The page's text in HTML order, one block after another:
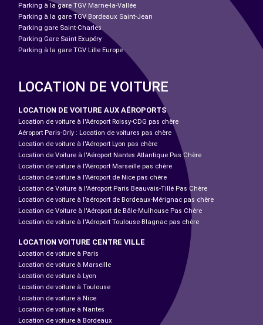
Parking à la gare TGV Marne-la-Vallée
Parking à la gare TGV Bordeaux Saint-Jean
Parking gare Saint-Charles
Parking Gare Saint Exupéry
Parking à la gare TGV Lille Europe
LOCATION DE VOITURE
LOCATION DE VOITURE AUX AÉROPORTS
Location de voiture à l'Aéroport Roissy-CDG pas chère
Aéroport Paris-Orly : Location de voitures pas chère
Location de voiture à l'Aéroport Lyon pas chère
Location de Voiture à l'Aéroport Nantes Atlantique Pas Chère
Location de voiture à l'Aéroport Marseille pas chère
Location de voiture à l'Aéroport de Nice pas chère
Location de Voiture à l'Aéroport Paris Beauvais-Tillé Pas Chère
Location de voiture à l’aéroport de Bordeaux-Mérignac pas chère
Location de Voiture à l'Aéroport de Bâle-Mulhouse Pas Chère
Location de voiture à l'Aéroport Toulouse-Blagnac pas chère
LOCATION VOITURE CENTRE VILLE
Location de voiture à Paris
Location de voiture à Marseille
Location de voiture à Lyon
Location de voiture à Toulouse
Location de voiture à Nice
Location de voiture à Nantes
Location de voiture à Bordeaux